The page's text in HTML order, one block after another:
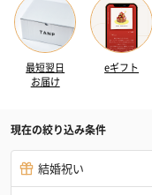
最短翌日
お届け
eギフト
現在の絞り込み条件
結婚祝い